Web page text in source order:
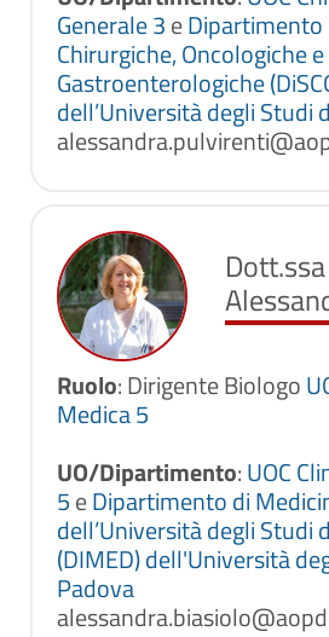
Generale 3eDipartimento
Chirurgiche, Oncologiche e
Gastroenterologiche
dell’Università degli Studi
Dott.ssa
Ruolo: Dirigente Biologo
Medica 5
UO/Dipartimento:UOC
5eDipartimento di
dell’Università degli Studi
(DIMED) dell'Università
Padova